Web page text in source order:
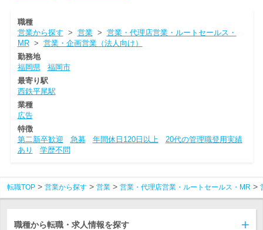
職種
営業から探す > 営業> 営業・代理店営業・ルートセールス・
MR> 営業・企画営業（法人向け）
勤務地
福岡県
福岡市
最寄り駅
西鉄平尾駅
業種
広告
特徴
第二新卒歓迎
急募 年間休日120日以上
20代の管理職登用実績
あり
学歴不問
転職TOP 営業から探す 営業 営業・代理店営業・ルートセールス・MR
職種から転職・求人情報を探す